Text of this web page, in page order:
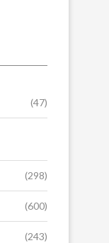
(47)
(298)
(600)
(243)